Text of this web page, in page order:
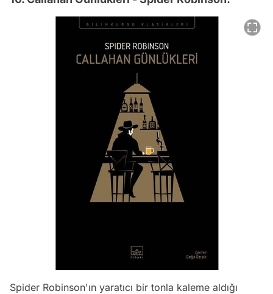
Spider Robinson'ın yaratıcı bir tonla kaleme aldığı